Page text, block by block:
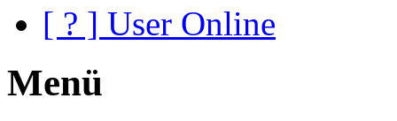
[ ? ] User Online
Menü